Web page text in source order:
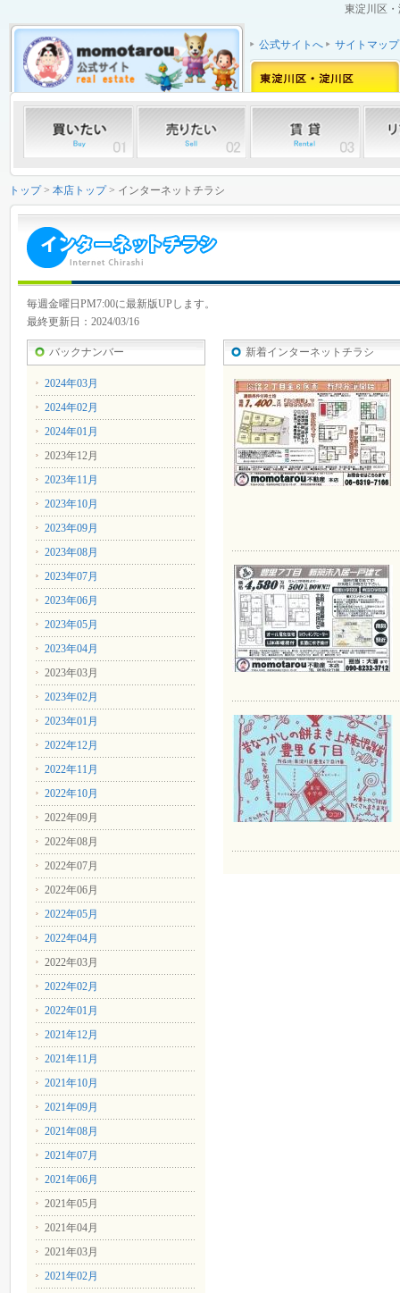
東淀川区
公式サイトへ サイトマップ
トップ> 本店トップ> インターネットチラシ
毎週金曜日PM7:00に最新版UPします。
最終更新日：2024/03/16
バックナンバー
2024年03月
2024年02月
2024年01月
2023年12月
2023年11月
2023年10月
2023年09月
2023年08月
2023年07月
2023年06月
2023年05月
2023年04月
2023年03月
2023年02月
2023年01月
2022年12月
2022年11月
2022年10月
2022年09月
2022年08月
2022年07月
2022年06月
2022年05月
2022年04月
2022年03月
2022年02月
2022年01月
2021年12月
2021年11月
2021年10月
2021年09月
2021年08月
2021年07月
2021年06月
2021年05月
2021年04月
2021年03月
2021年02月
新着インターネットチラシ